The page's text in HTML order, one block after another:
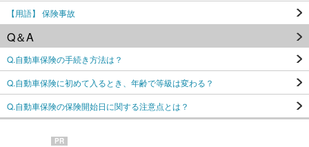
【用語】 保険事故
Q＆A
Q.自動車保険の手続き方法は？
Q.自動車保険に初めて入るとき、年齢で等級は変わる？
Q.自動車保険の保険開始日に関する注意点とは？
PR